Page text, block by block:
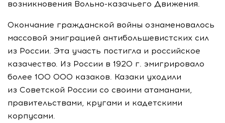
возникновения Вольно-казачьего Движения.
Окончание гражданской войны ознаменовалось
массовой эмиграцией антибольшевистских сил
из России. Эта участь постигла и российское
казачество. Из России в 1920 г. эмигрировало
более 100 000 казаков. Казаки уходили
из Советской России со своими атаманами,
правительствами, кругами и кадетскими
корпусами.